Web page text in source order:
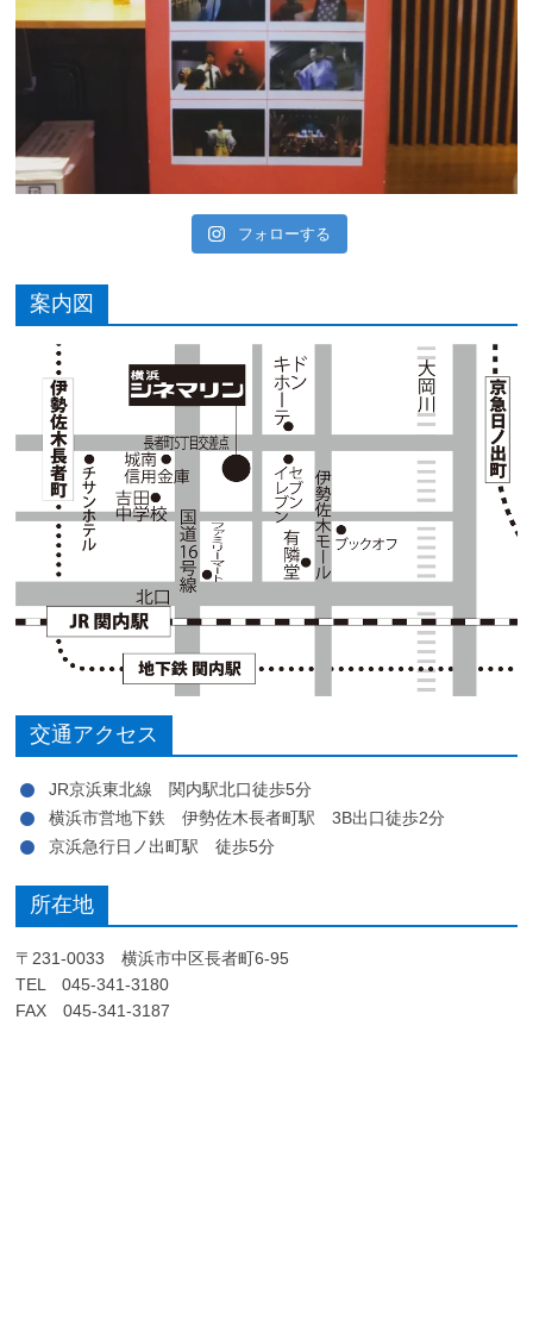
フォローする
案内図
交通アクセス
JR京浜東北線 関内駅北口徒歩5分
横浜市営地下鉄 伊勢佐木長者町駅 3B出口徒歩2分
京浜急行日ノ出町駅 徒歩5分
所在地
〒231-0033 横浜市中区長者町6-95
TEL 045-341-3180
FAX 045-341-3187